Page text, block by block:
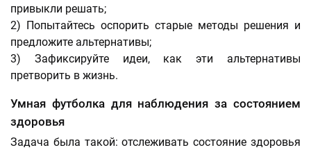
привыкли решать;
2) Попытайтесь оспорить старые методы решения и
предложите альтернативы;
3) Зафиксируйте идеи, как эти альтернативы
претворить в жизнь.
Умная футболка для наблюдения за состоянием
здоровья
Задача была такой: отслеживать состояние здоровья